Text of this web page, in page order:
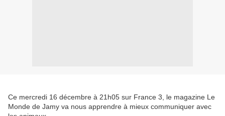
Ce mercredi 16 décembre à 21h05 sur France 3, le magazine Le
Monde de Jamy va nous apprendre à mieux communiquer avec